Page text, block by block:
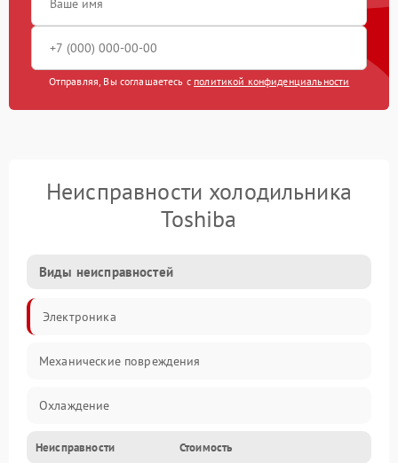
Отправляя, Вы соглашаетесь с политикой конфиденциальности
Неисправности холодильника
Toshiba
Виды неисправностей
Электроника
Механические повреждения
Охлаждение
Механика
Неисправности Стоимость